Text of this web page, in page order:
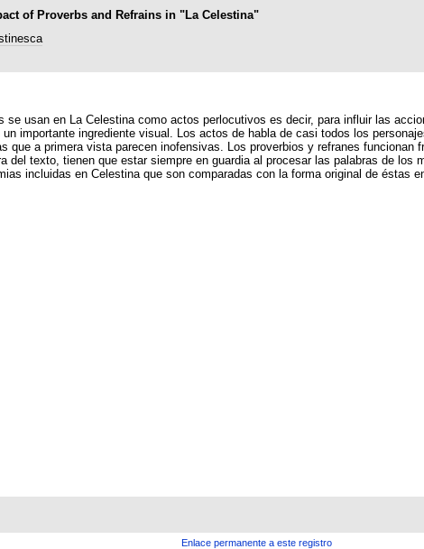
of Proverbs and Refrains in "La Celestina"
se usan en La Celestina como actos perlocutivos es decir, para influir las
importante ingrediente visual. Los actos de habla de casi todos los
que a primera vista parecen inofensivas. Los proverbios y refranes
del texto, tienen que estar siempre en guardia al procesar las palabras de
incluidas en Celestina que son comparadas con la forma original de éstas
Enlace permanente a este registro